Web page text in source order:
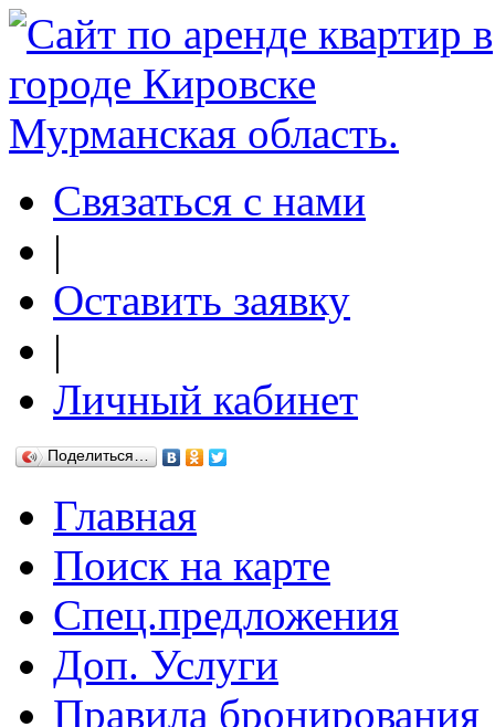
Связаться с нами
|
Оставить заявку
|
Личный кабинет
Поделиться…
Главная
Поиск на карте
Спец.предложения
Доп. Услуги
Правила бронирования